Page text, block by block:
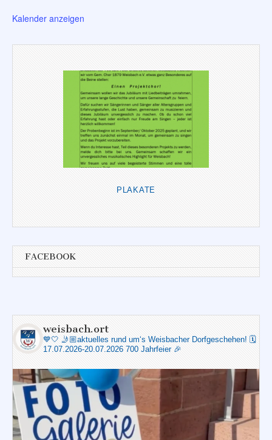
Kalender anzeigen
PLAKATE
FACEBOOK
weisbach.ort
💙🤍 🤳🏼aktuelles rund um‘s Weisbacher Dorfgeschehen! 🗓️
17.07.2026-20.07.2026 700 Jahrfeier 🎉